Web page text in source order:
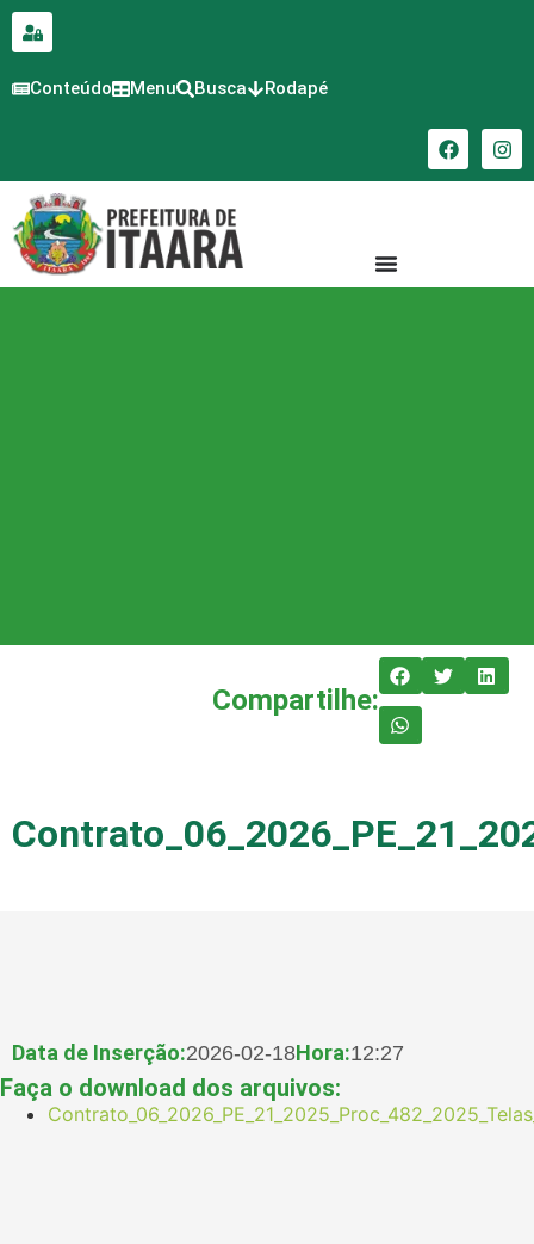
conteúdo
Conteúdo Menu Busca Rodapé
Compartilhe:
Data de Inserção:2026-02-18Hora:12:27
Faça o download dos arquivos: